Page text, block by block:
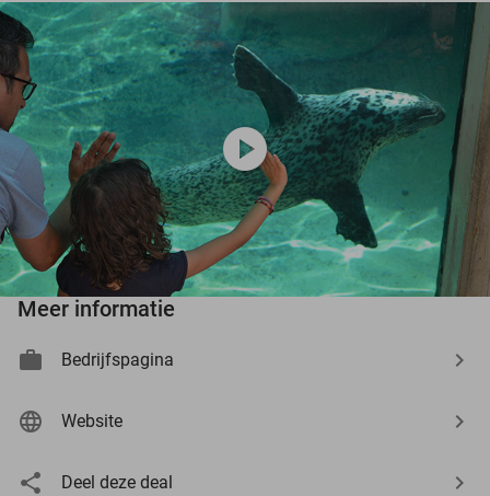
play_circle
Meer informatie
Bedrijfspagina
Website
Deel deze deal